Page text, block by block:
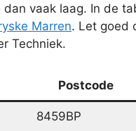
vaak laag. In de
Marren. Let goed
Techniek.
Postcode
8459BP